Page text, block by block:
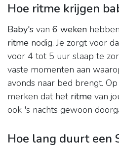
Hoe ritme krijgen
Baby's van 6 weken
ritme nodig. Je zorgt voor
voor 4 tot 5 uur slaap te
vaste momenten aan
avonds naar bed brengt.
merken dat het ritme van
ook 's nachts gewoon
Hoe lang duurt een